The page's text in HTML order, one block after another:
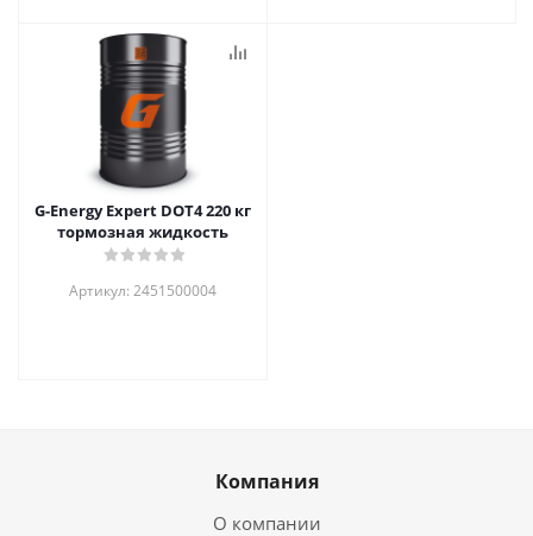
G-Energy Expert DOT4 220 кг
тормозная жидкость
Артикул: 2451500004
Компания
О компании